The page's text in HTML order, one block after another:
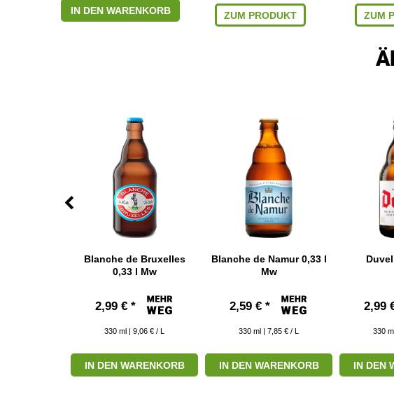
IN DEN WARENKORB ZUM PRODUKT ZUM
Blanche de Bruxelles
0,33 l Mw
2,99 € *
330 ml | 9,06 € / L
IN DEN WARENKORB
Blanche de Namur 0,33 l
Mw
2,59 € *
330 ml | 7,85 € / L
IN DEN WARENKORB
2,99
330
IN DEN